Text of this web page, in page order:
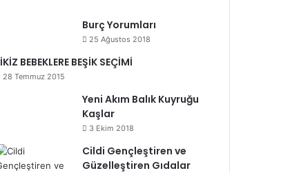
Burç Yorumları
25 Ağustos 2018
İKİZ BEBEKLERE BEŞİK SEÇİMİ
28 Temmuz 2015
Yeni Akım Balık Kuyruğu
Kaşlar
3 Ekim 2018
Cildi Gençleştiren ve
Güzelleştiren Gıdalar